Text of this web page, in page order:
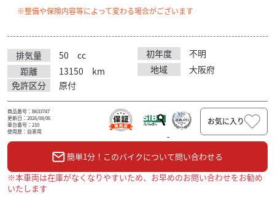
※整備や保険内容等によって変わる場合がございます
排気量 50 cc 初年度
不明
距離
13150 km 地域
大阪府
免許区分
原付
商品番号：B633747
更新日：2026/08/06
車台番号：210
使用歴：自家用
お気に入り
簡単1分！このバイクについて問い合わせる
※本車両は在庫がなくなりやすいため、お早めのお問い合わせをお勧め
いたします